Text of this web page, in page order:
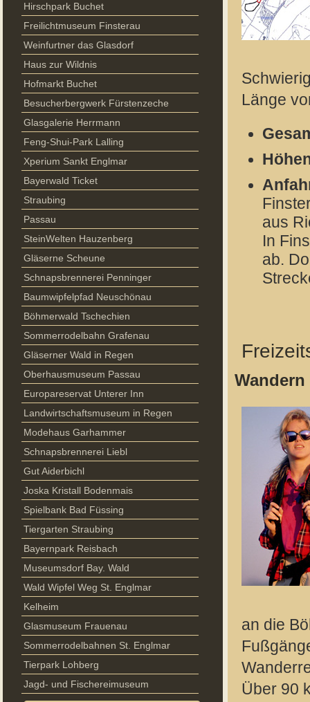
Hirschpark Buchet
Freilichtmuseum Finsterau
Weinfurtner das Glasdorf
Haus zur Wildnis
Hofmarkt Buchet
Besucherbergwerk Fürstenzeche
Glasgalerie Herrmann
Feng-Shui-Park Lalling
Xperium Sankt Englmar
Bayerwald Ticket
Straubing
Passau
SteinWelten Hauzenberg
Gläserne Scheune
Schnapsbrennerei Penninger
Baumwipfelpfad Neuschönau
Böhmerwald Tschechien
Sommerrodelbahn Grafenau
Gläserner Wald in Regen
Oberhausmuseum Passau
Europareservat Unterer Inn
Landwirtschaftsmuseum in Regen
Modehaus Garhammer
Schnapsbrennerei Liebl
Gut Aiderbichl
Joska Kristall Bodenmais
Spielbank Bad Füssing
Tiergarten Straubing
Bayernpark Reisbach
Museumsdorf Bay. Wald
Wald Wipfel Weg St. Englmar
Kelheim
Glasmuseum Frauenau
Sommerrodelbahnen St. Englmar
Tierpark Lohberg
Jagd- und Fischereimuseum
Länge
aus
In
ab.
an die
Über 90